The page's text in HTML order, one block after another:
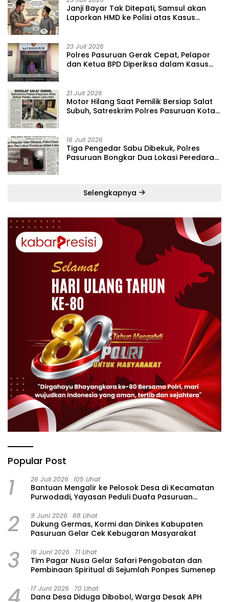
‎Janji Bayar Tak Ditepati, Samsul akan
Laporkan HMD ke Polisi atas Kasus
23 Juli 2026
‎Polres Pasuruan Gerak Cepat, Pelapor
dan Ketua BPD Diperiksa dalam Kasus
21 Juli 2026
‎Motor Hilang Saat Pemilik Bersiap Salat
Subuh, Satreskrim Polres Pasuruan Kota
16 Juli 2026
Tiga Pengedar Sabu Dibekuk, Polres
Pasuruan Bongkar Dua Lokasi Peredaran
Selengkapnya
Popular Post
1 26 Juli 2026 105 Lihat
‎Bantuan Mengalir ke Pelosok Desa di Kecamatan
Purwodadi, Yayasan Peduli Duafa Pasuruan
2 9 Juni 2026 88 Lihat
Dukung Germas, Kormi dan Dinkes Kabupaten
Pasuruan Gelar Cek Kebugaran Masyarakat
3 16 Juni 2026 71 Lihat
Tim Pagar Nusa Gelar Safari Pengobatan dan
Pembinaan Spiritual di Sejumlah Ponpes Sumenep
17 Juni 2026 70 Lihat
Dana Desa Diduga Dibobol, Warga Desak APH